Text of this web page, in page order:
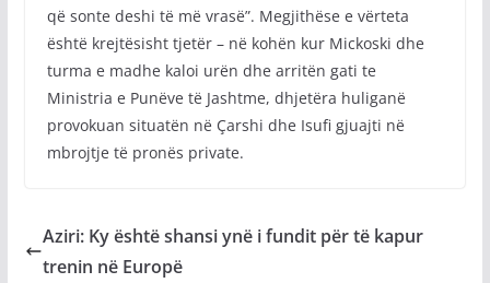
që sonte deshi të më vrasë”. Megjithëse e vërteta
është krejtësisht tjetër – në kohën kur Mickoski dhe
turma e madhe kaloi urën dhe arritën gati te
Ministria e Punëve të Jashtme, dhjetëra huliganë
provokuan situatën në Çarshi dhe Isufi gjuajti në
mbrojtje të pronës private.
Aziri: Ky është shansi ynë i fundit për të kapur
trenin në Europë